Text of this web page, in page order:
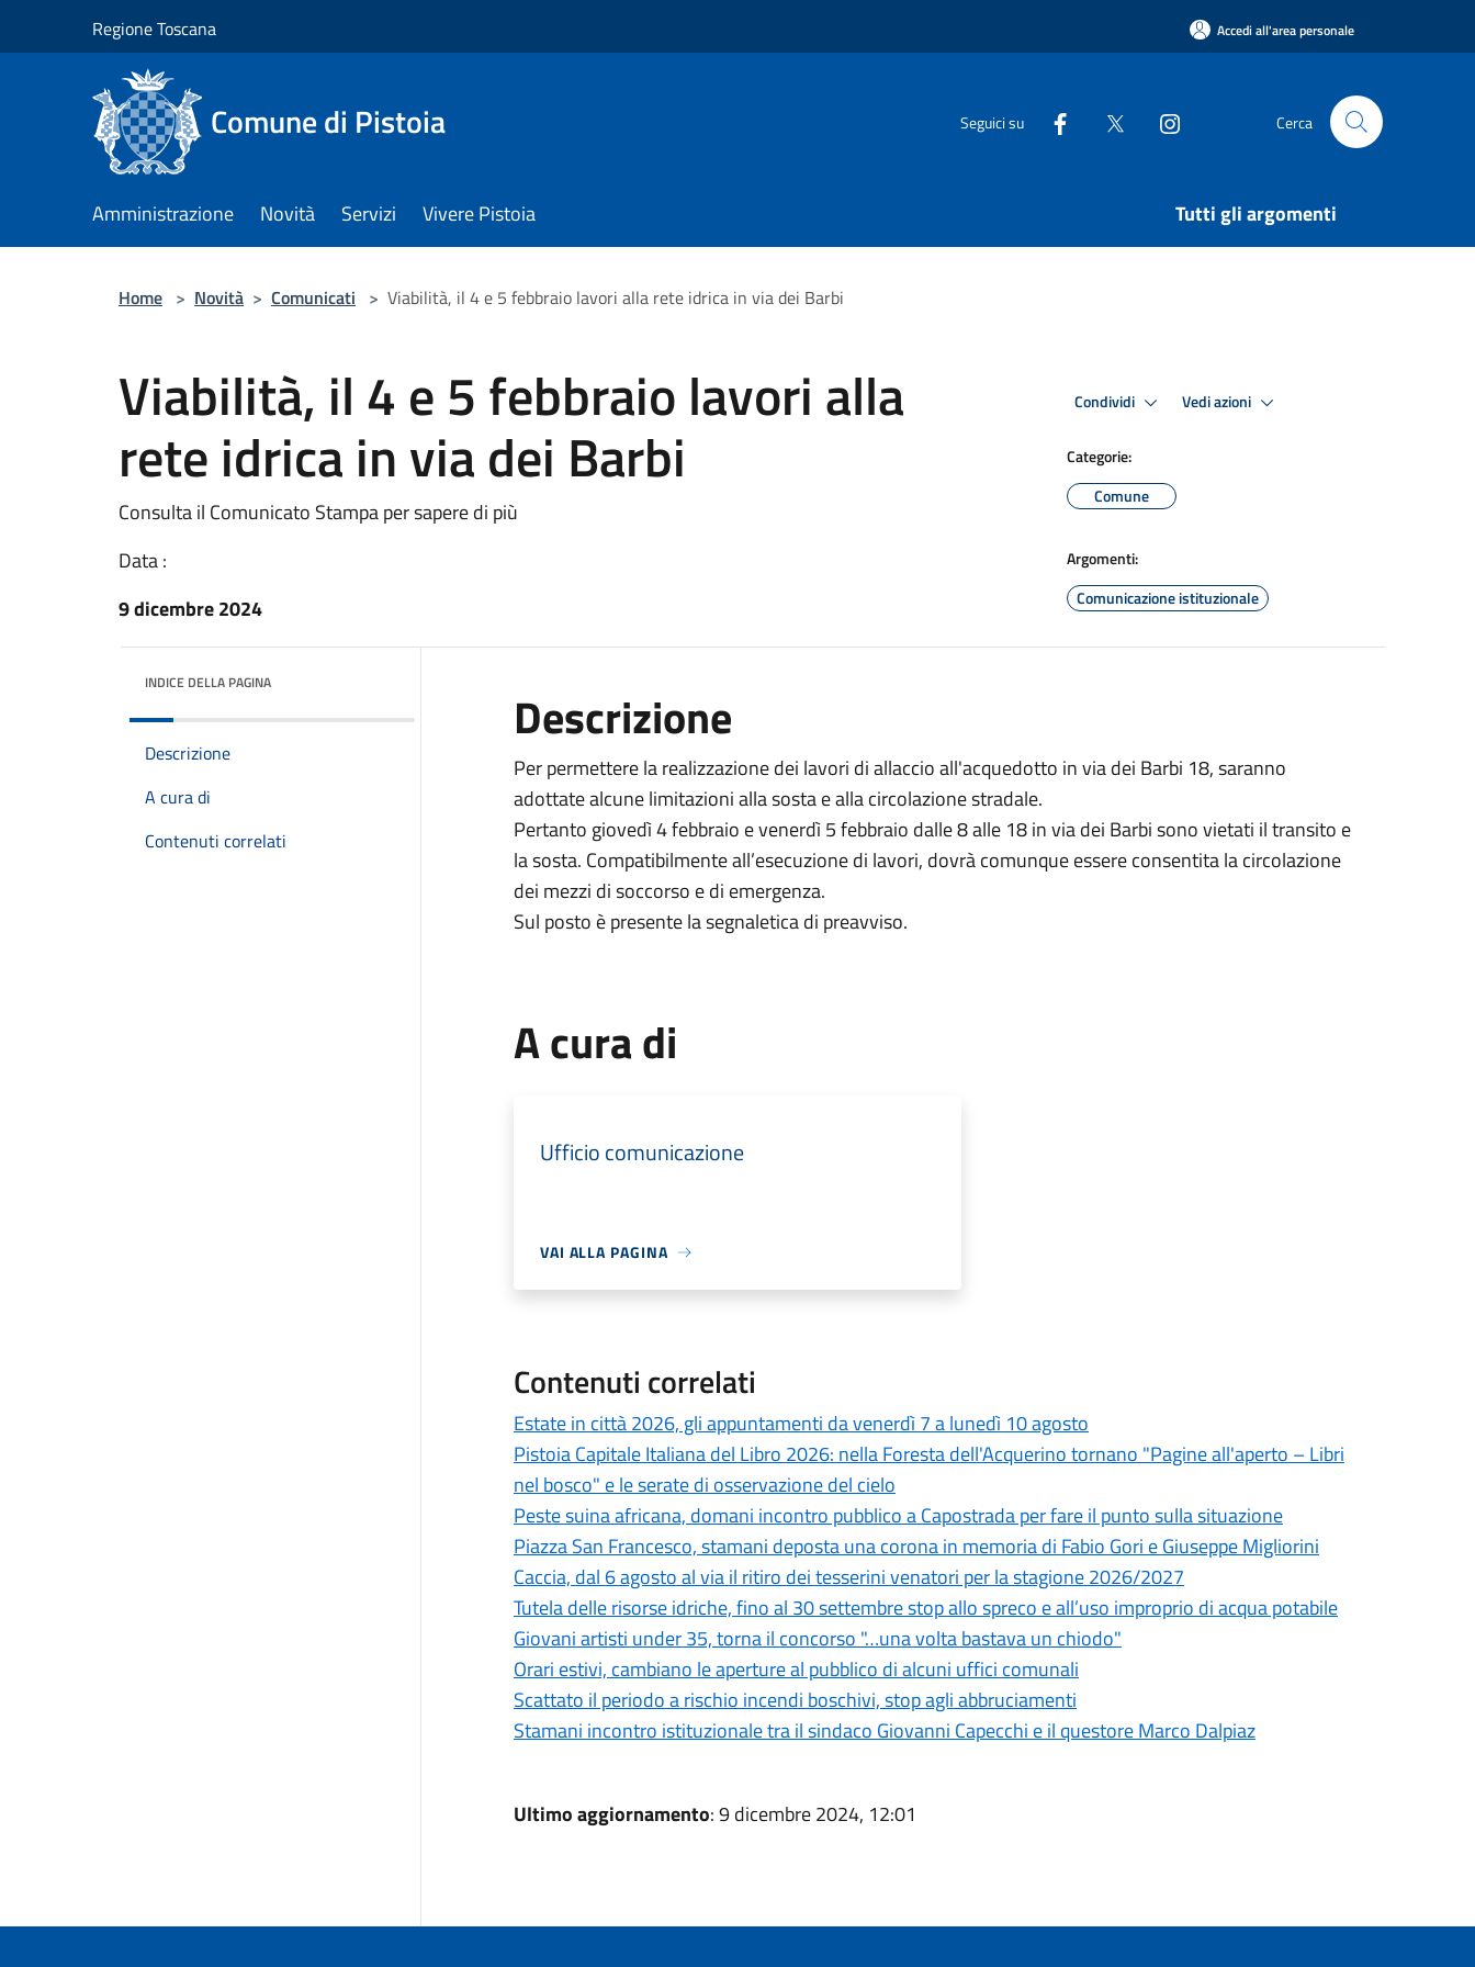
Regione Toscana Accedi all'area personale
Comune di Pistoia Seguici su Cerca
Amministrazione Novità Servizi Vivere Pistoia Tutti gli argomenti
Home > Novità > Comunicati > Viabilità, il 4 e 5 febbraio lavori alla rete idrica in via dei Barbi
Viabilità, il 4 e 5 febbraio lavori alla
rete idrica in via dei Barbi
Consulta il Comunicato Stampa per sapere di più
Data :
9 dicembre 2024
Condividi Vedi azioni
Categorie:
Comune
Argomenti:
Comunicazione istituzionale
INDICE DELLA PAGINA
Descrizione
A cura di
Contenuti correlati
Descrizione
Per permettere la realizzazione dei lavori di allaccio all'acquedotto in via dei Barbi 18, saranno
adottate alcune limitazioni alla sosta e alla circolazione stradale.
Pertanto giovedì 4 febbraio e venerdì 5 febbraio dalle 8 alle 18 in via dei Barbi sono vietati il transito e
la sosta. Compatibilmente all’esecuzione di lavori, dovrà comunque essere consentita la circolazione
dei mezzi di soccorso e di emergenza.
Sul posto è presente la segnaletica di preavviso.
A cura di
Ufficio comunicazione
VAI ALLA PAGINA
Contenuti correlati
Estate in città 2026, gli appuntamenti da venerdì 7 a lunedì 10 agosto
Pistoia Capitale Italiana del Libro 2026: nella Foresta dell'Acquerino tornano "Pagine all'aperto – Libri
nel bosco" e le serate di osservazione del cielo
Peste suina africana, domani incontro pubblico a Capostrada per fare il punto sulla situazione
Piazza San Francesco, stamani deposta una corona in memoria di Fabio Gori e Giuseppe Migliorini
Caccia, dal 6 agosto al via il ritiro dei tesserini venatori per la stagione 2026/2027
Tutela delle risorse idriche, fino al 30 settembre stop allo spreco e all’uso improprio di acqua potabile
Giovani artisti under 35, torna il concorso "…una volta bastava un chiodo"
Orari estivi, cambiano le aperture al pubblico di alcuni uffici comunali
Scattato il periodo a rischio incendi boschivi, stop agli abbruciamenti
Stamani incontro istituzionale tra il sindaco Giovanni Capecchi e il questore Marco Dalpiaz
Ultimo aggiornamento: 9 dicembre 2024, 12:01